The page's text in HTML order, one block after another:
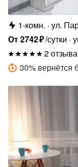
1-комн. ул.
От2742₽/сутки
2 отзыва
30% вернётся